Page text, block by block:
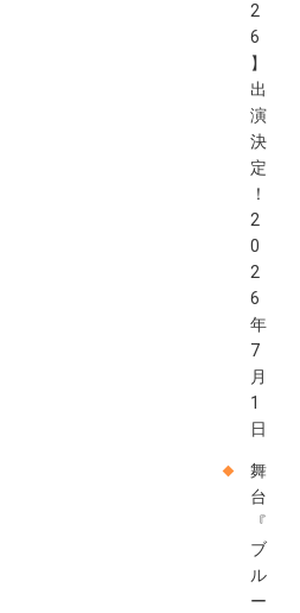
2
6
】
出
演
決
定
！
2
0
2
6
年
7
月
1
日
舞
台
『
ブ
ル
ー